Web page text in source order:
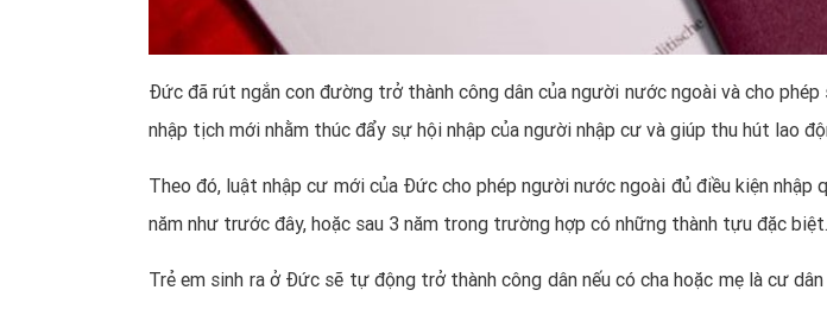
Đức đã rút ngắn con đường trở thành công dân của người nước ngoài và cho
nhập tịch mới nhằm thúc đẩy sự hội nhập của người nhập cư và giúp thu hút lao
Theo đó, luật nhập cư mới của Đức cho phép người nước ngoài đủ điều kiện
năm như trước đây, hoặc sau 3 năm trong trường hợp có những thành tựu đặc biệt.
Trẻ em sinh ra ở Đức sẽ tự động trở thành công dân nếu có cha hoặc mẹ là cư